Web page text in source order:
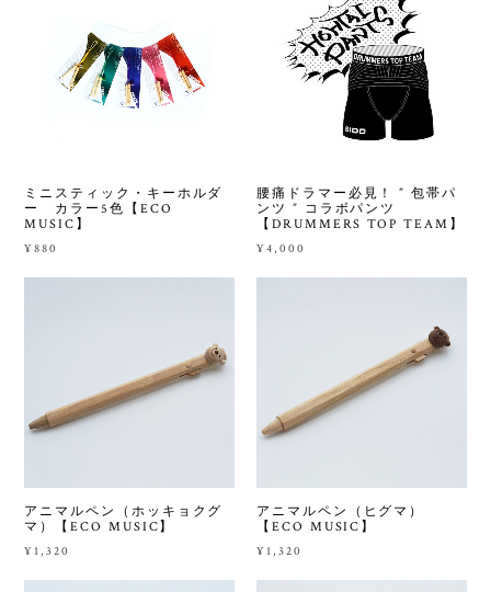
ミニスティック・キーホルダ
ー カラー5色【ECO
MUSIC】
¥880
腰痛ドラマー必見！ ” 包帯パ
ンツ ” コラボパンツ
【DRUMMERS TOP TEAM】
¥4,000
アニマルペン（ホッキョクグ
マ）【ECO MUSIC】
¥1,320
アニマルペン（ヒグマ）
【ECO MUSIC】
¥1,320